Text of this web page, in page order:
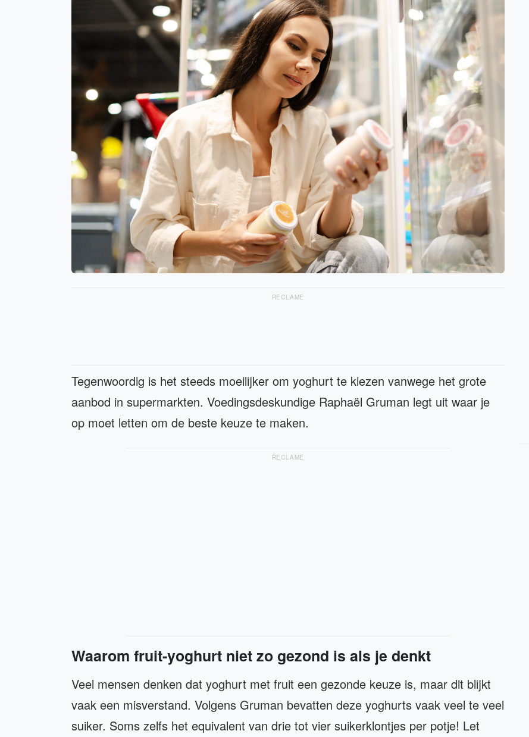
RECLAME
Tegenwoordig is het steeds moeilijker om yoghurt te kiezen vanwege het grote
aanbod in supermarkten. Voedingsdeskundige Raphaël Gruman legt uit waar je
op moet letten om de beste keuze te maken.
RECLAME
Waarom fruit-yoghurt niet zo gezond is als je denkt
Veel mensen denken dat yoghurt met fruit een gezonde keuze is, maar dit blijkt
vaak een misverstand. Volgens Gruman bevatten deze yoghurts vaak veel te veel
suiker. Soms zelfs het equivalent van drie tot vier suikerklontjes per potje! Let